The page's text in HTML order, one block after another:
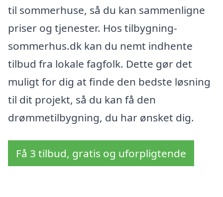
til sommerhuse, så du kan sammenligne
priser og tjenester. Hos tilbygning-
sommerhus.dk kan du nemt indhente
tilbud fra lokale fagfolk. Dette gør det
muligt for dig at finde den bedste løsning
til dit projekt, så du kan få den
drømmetilbygning, du har ønsket dig.
Få 3 tilbud, gratis og uforpligtende